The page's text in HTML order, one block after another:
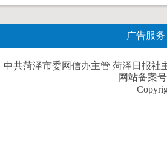
广告服务
中共菏泽市委网信办主管 菏泽日报社
网站备案